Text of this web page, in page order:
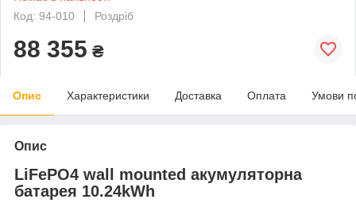
Код: 94-010
Роздріб
88 355 ₴
Опис Характеристики Доставка Оплата Умови
Опис
LiFePO4 wall mounted акумуляторна
батарея 10.24kWh